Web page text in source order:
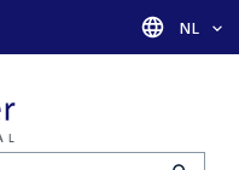
Taal
NL